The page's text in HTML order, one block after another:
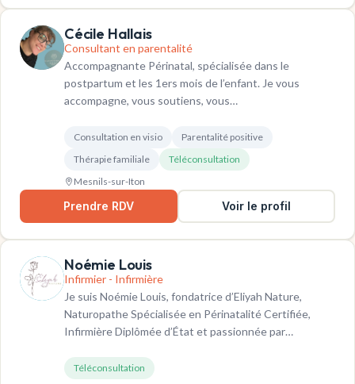
Cécile Hallais
Consultant en parentalité
Accompagnante Périnatal, spécialisée dans le
postpartum et les 1ers mois de l’enfant. Je vous
accompagne, vous soutiens, vous…
Consultation en visio
Parentalité positive
Thérapie familiale
Téléconsultation
Mesnils-sur-Iton
Prendre RDV Voir le profil
Noémie Louis
Infirmier - Infirmière
Je suis Noémie Louis, fondatrice d’Eliyah Nature,
Naturopathe Spécialisée en Périnatalité Certifiée,
Infirmière Diplômée d’État et passionnée par…
Téléconsultation